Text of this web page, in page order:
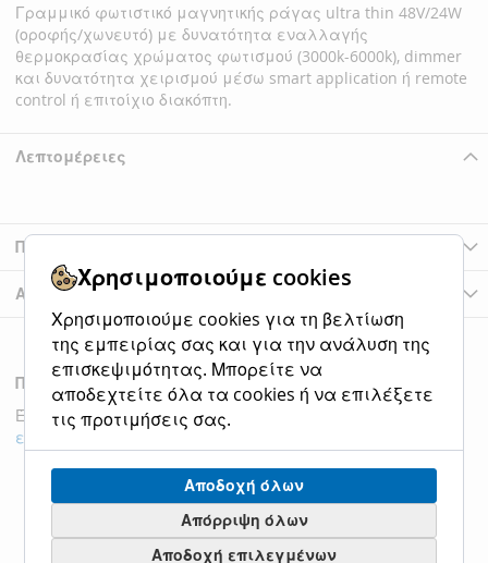
Γραμμικό φωτιστικό μαγνητικής ράγας ultra thin 48V/24W
(οροφής/χωνευτό) με δυνατότητα εναλλαγής
θερμοκρασίας χρώματος φωτισμού (3000k-6000k), dimmer
και δυνατότητα χειρισμού μέσω smart application ή remote
control ή επιτοίχιο διακόπτη.
Λεπτομέρειες
Περισσότερες Πληροφορίες
Αξιολογήσεις
Προιόντα της Κατηγοριάς
Έλεγχος στοιχείων για να προσθέσετε στο καλάθι ή
επιλογή όλων
Χρησιμοποιούμε cookies
Χρησιμοποιούμε cookies για τη βελτίωση
της εμπειρίας σας και για την ανάλυση της
επισκεψιμότητας. Μπορείτε να
αποδεχτείτε όλα τα cookies ή να επιλέξετε
τις προτιμήσεις σας.
Αποδοχή όλων
Απόρριψη όλων
Αποδοχή επιλεγμένων